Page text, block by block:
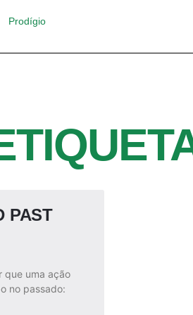
Prodígio
PAST
que uma ação
no passado: